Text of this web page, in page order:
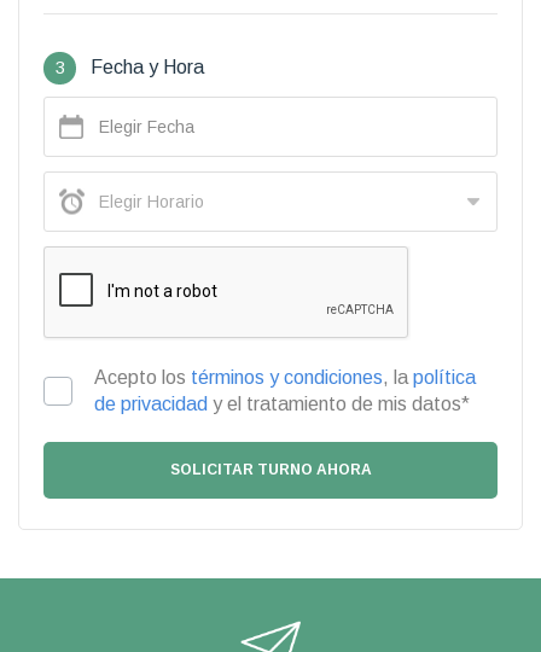
3 Fecha y Hora
Acepto los términos y condiciones, la política
de privacidad y el tratamiento de mis datos*